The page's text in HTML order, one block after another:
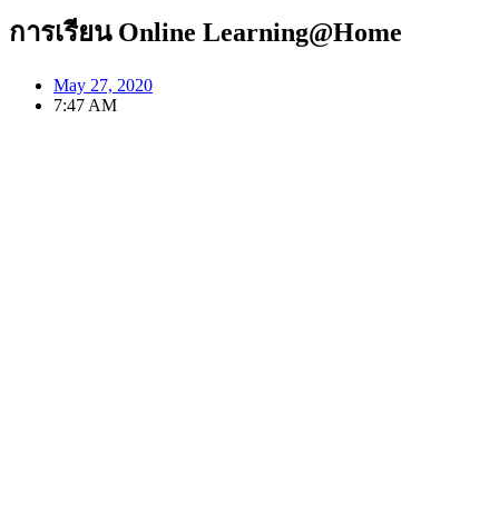
การเรียน Online Learning@Home
May 27, 2020
7:47 AM